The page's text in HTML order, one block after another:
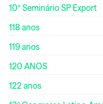
10º Seminário SP Export
118 anos
119 anos
120 ANOS
122 anos